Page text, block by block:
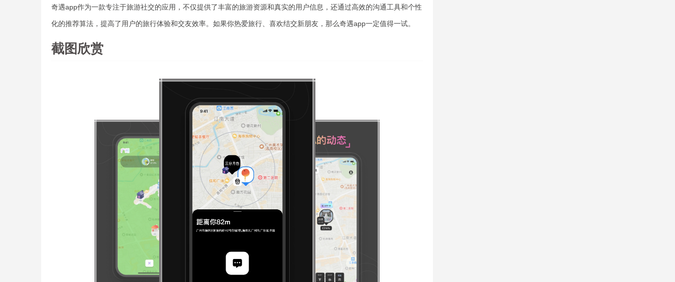
奇遇app作为一款专注于旅游社交的应用，不仅提供了丰富的旅游资源和真实的用户信息，还通过高效的沟通工具和个性
化的推荐算法，提高了用户的旅行体验和交友效率。如果你热爱旅行、喜欢结交新朋友，那么奇遇app一定值得一试。
截图欣赏